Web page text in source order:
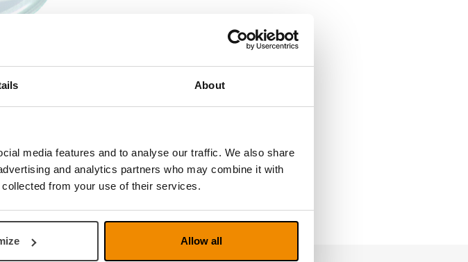
About
media features and to analyse our traffic. We also share
and analytics partners who may combine it with
from your use of their services.
Allow all